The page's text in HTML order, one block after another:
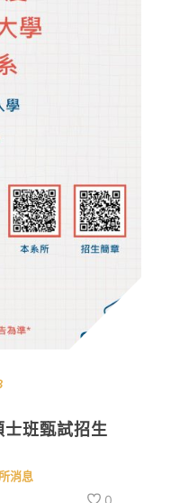
班甄試招生
消息